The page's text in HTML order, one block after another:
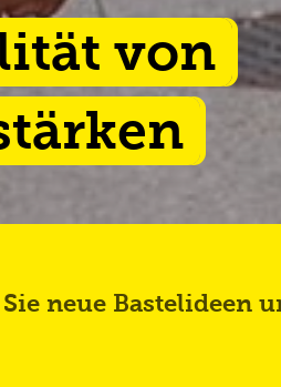
von
neue Bastelideen